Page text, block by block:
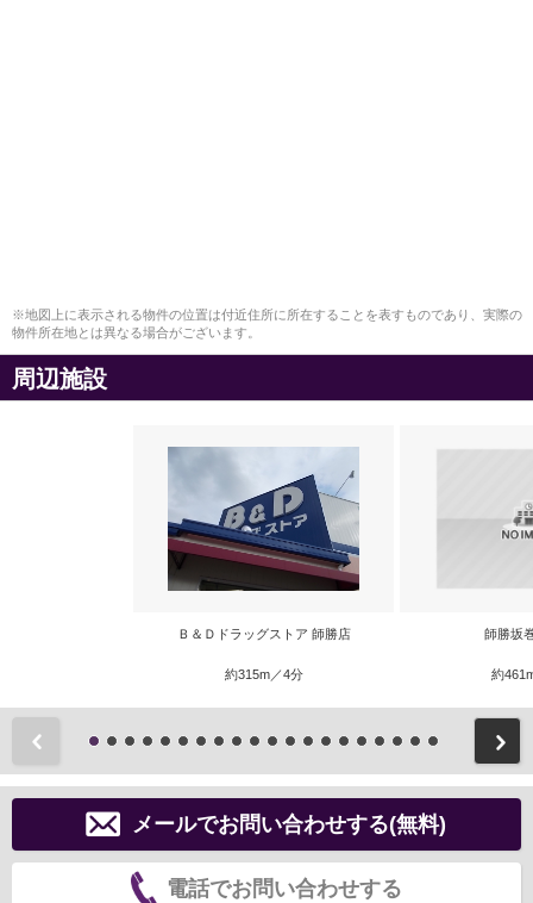
※地図上に表示される物件の位置は付近住所に所在することを表すものであり、実際の
物件所在地とは異なる場合がございます。
周辺施設
Ｂ＆Ｄドラッグストア 師勝店
約315m／4分
師勝坂
約
メールでお問い合わせする(無料)
電話でお問い合わせする